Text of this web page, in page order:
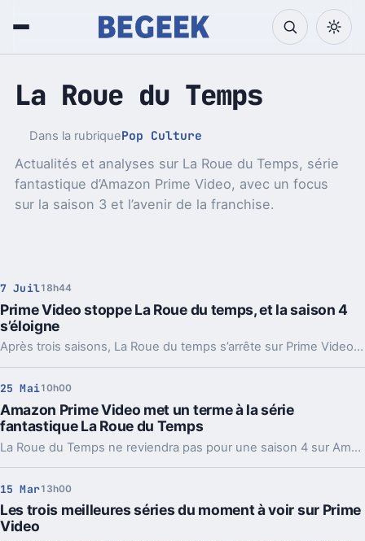
La Roue du Temps
Dans la rubriquePop Culture
Actualités et analyses sur La Roue du Temps, série
fantastique d’Amazon Prime Video, avec un focus
sur la saison 3 et l’avenir de la franchise.
7 Juil18h44
Prime Video stoppe La Roue du temps, et la saison 4
s’éloigne
Après trois saisons, La Roue du temps s’arrête sur Prime Video. Derrière cette annulation, un calcul simple, coûteux et assez brutal.
25 Mai10h00
Amazon Prime Video met un terme à la série
fantastique La Roue du Temps
La Roue du Temps ne reviendra pas pour une saison 4 sur Amazon Prime Video.
15 Mar13h00
Les trois meilleures séries du moment à voir sur Prime
Video